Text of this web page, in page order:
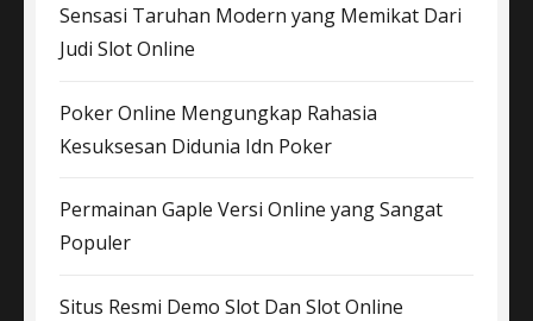
Sensasi Taruhan Modern yang Memikat Dari
Judi Slot Online
Poker Online Mengungkap Rahasia
Kesuksesan Didunia Idn Poker
Permainan Gaple Versi Online yang Sangat
Populer
Situs Resmi Demo Slot Dan Slot Online